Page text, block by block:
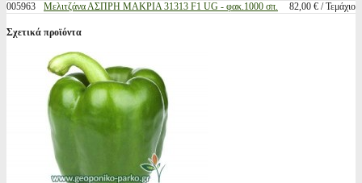
005963
Mελιτζάνα ΑΣΠΡΗ ΜΑΚΡΙΑ 31313 F1 UG - φακ.1000 σπ. 82,00 € / Τεμάχιο
Σχετικά προϊόντα